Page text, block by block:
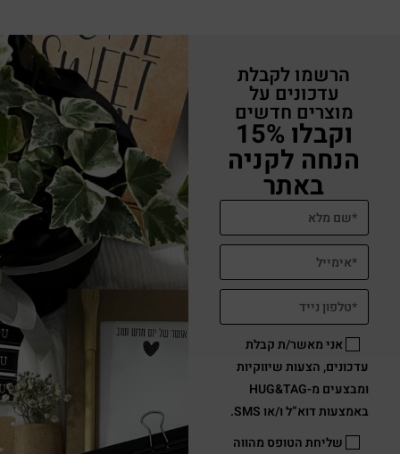
הרשמו לקבלת
עדכונים על
מוצרים חדשים
וקבלו 15%
הנחה לקניה
באתר
אני מאשר/ת קבלת
עדכונים, הצעות שיווקיות
ומבצעים מ-HUG&TAG
באמצעות דוא”ל ו/או SMS.
שליחת הטופס מהווה